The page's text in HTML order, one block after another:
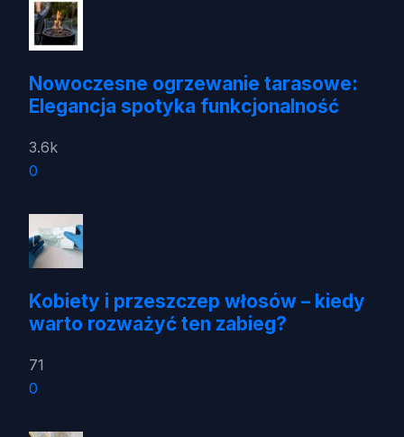
Nowoczesne ogrzewanie tarasowe:
Elegancja spotyka funkcjonalność
3.6k
0
Kobiety i przeszczep włosów – kiedy
warto rozważyć ten zabieg?
71
0